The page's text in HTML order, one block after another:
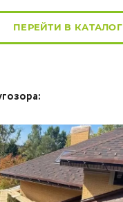
ПЕРЕЙТИ В КАТАЛОГ